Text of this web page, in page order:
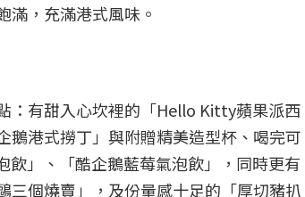
滿，充滿港式風味。
：有甜入心坎裡的「Hello Kitty蘋果派西
鵝港式撈丁」與附贈精美造型杯、喝完可
」、「酷企鵝藍莓氣泡飲」，同時更有
三個燒賣」，及份量感十足的「厚切豬扒